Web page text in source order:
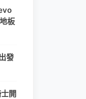
板
發
開